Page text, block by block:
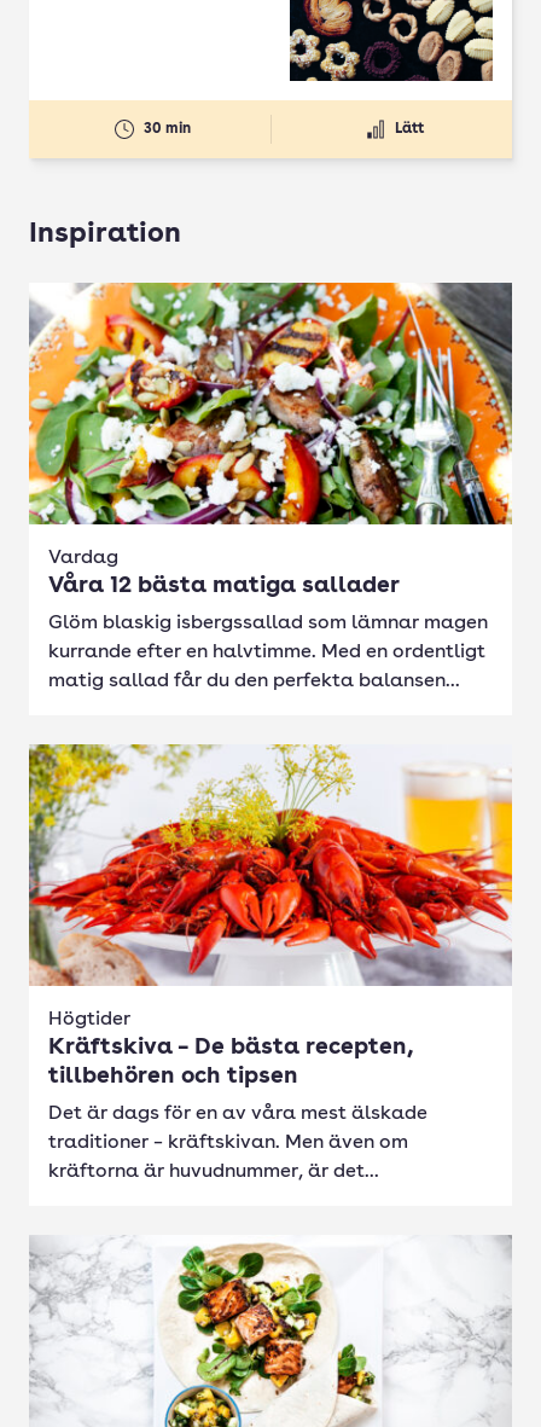
30 min Lätt
Inspiration
Vardag
Våra 12 bästa matiga sallader
Glöm blaskig isbergssallad som lämnar magen
kurrande efter en halvtimme. Med en ordentligt
matig sallad får du den perfekta balansen...
Högtider
Kräftskiva – De bästa recepten,
tillbehören och tipsen
Det är dags för en av våra mest älskade
traditioner – kräftskivan. Men även om
kräftorna är huvudnummer, är det...